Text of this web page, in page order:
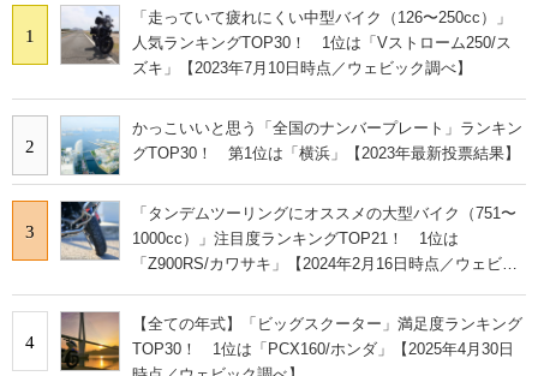
1
「走っていて疲れにくい中型バイク（126〜250cc）」
人気ランキングTOP30！ 1位は「Vストローム250/ス
ズキ」【2023年7月10日時点／ウェビック調べ】
2
かっこいいと思う「全国のナンバープレート」ランキン
グTOP30！ 第1位は「横浜」【2023年最新投票結果】
3
「タンデムツーリングにオススメの大型バイク（751〜
1000cc）」注目度ランキングTOP21！ 1位は
「Z900RS/カワサキ」【2024年2月16日時点／ウェビッ
4
【全ての年式】「ビッグスクーター」満足度ランキング
TOP30！ 1位は「PCX160/ホンダ」【2025年4月30日